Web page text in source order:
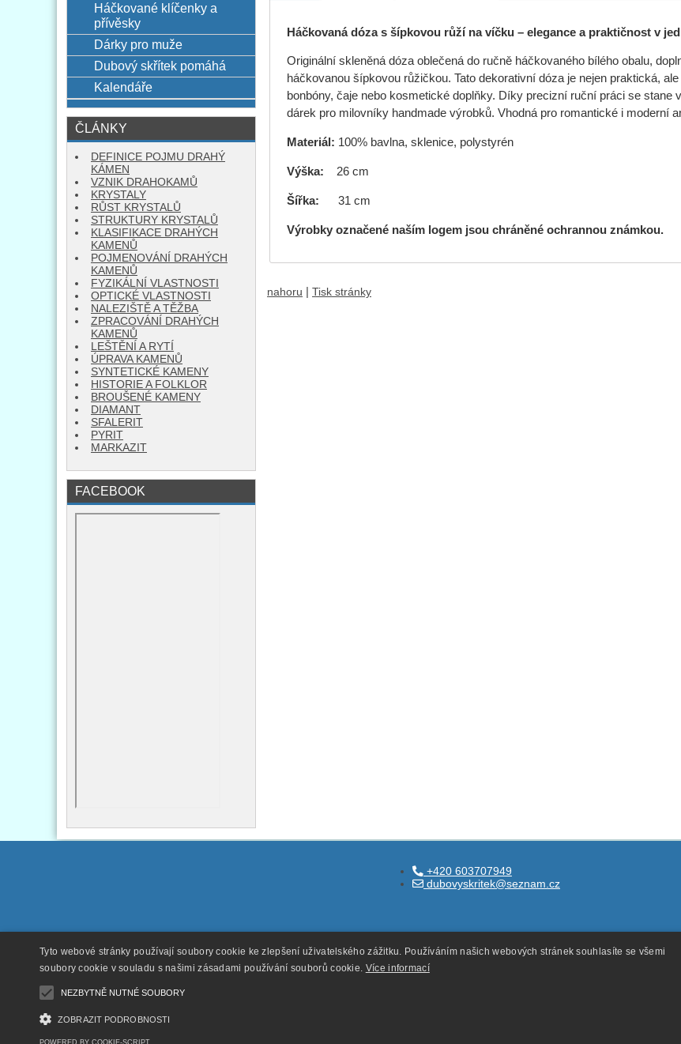
Háčkovaná dóza s šípkovou růží na víčku – elegance a praktičnost v
Originální skleněná dóza oblečená do ručně háčkovaného bílého obalu,
háčkovanou šípkovou růžičkou. Tato dekorativní dóza je nejen praktická,
bonbóny, čaje nebo kosmetické doplňky. Díky precizní ruční práci se
dárek pro milovníky handmade výrobků. Vhodná pro romantické i moderní
Materiál: 100% bavlna, sklenice, polystyrén
Výška: 26 cm
Šířka: 31 cm
Výrobky označené naším logem jsou chráněné ochrannou známkou.
nahoru Tisk stránky
Háčkované klíčenky a
přívěsky
Dárky pro muže
Dubový skřítek pomáhá
Kalendáře
ČLÁNKY
DEFINICE POJMU DRAHÝ
KÁMEN
VZNIK DRAHOKAMŮ
KRYSTALY
RŮST KRYSTALŮ
STRUKTURY KRYSTALŮ
KLASIFIKACE DRAHÝCH
KAMENŮ
POJMENOVÁNÍ DRAHÝCH
KAMENŮ
FYZIKÁLNÍ VLASTNOSTI
OPTICKÉ VLASTNOSTI
NALEZIŠTĚ A TĚŽBA
ZPRACOVÁNÍ DRAHÝCH
KAMENŮ
LEŠTĚNÍ A RYTÍ
ÚPRAVA KAMENŮ
SYNTETICKÉ KAMENY
HISTORIE A FOLKLOR
BROUŠENÉ KAMENY
DIAMANT
SFALERIT
PYRIT
MARKAZIT
FACEBOOK
+420 603707949
dubovyskritek@seznam.cz
Tyto webové stránky používají soubory cookie ke zlepšení uživatelského zážitku. Používáním našich webových stránek souhlasíte se všemi
soubory cookie v souladu s našimi zásadami používání souborů cookie. Více informací
NEZBYTNĚ NUTNÉ SOUBORY
ZOBRAZIT PODROBNOSTI
POWERED BY COOKIE-SCRIPT